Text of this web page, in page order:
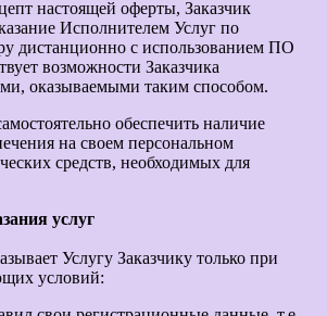
настоящей оферты, Заказчик
Исполнителем Услуг по
дистанционно с использованием ПО
возможности Заказчика
оказываемыми таким способом.
обеспечить наличие
на своем персональном
средств, необходимых для
услуг
Услугу Заказчику только при
условий: